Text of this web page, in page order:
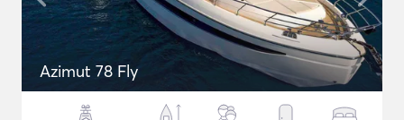
Azimut 78 Fly